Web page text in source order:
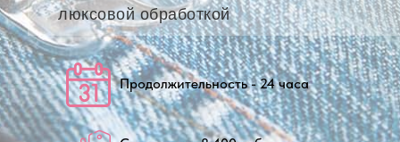
люксовой обработкой
Продолжительность - 24 часа